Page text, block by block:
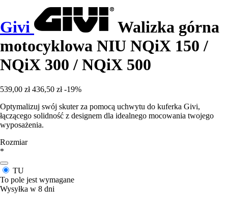
Givi
Walizka górna
motocyklowa NIU NQiX 150 /
NQiX 300 / NQiX 500
539,00 zł 436,50 zł -19%
Optymalizuj swój skuter za pomocą uchwytu do kuferka Givi,
łączącego solidność z designem dla idealnego mocowania twojego
wyposażenia.
Rozmiar
*
TU
To pole jest wymagane
Wysyłka w 8 dni